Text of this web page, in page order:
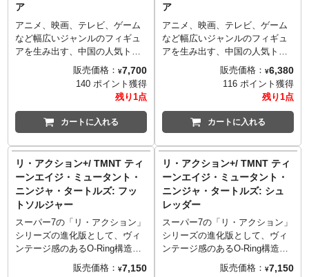
ア
アニメ、映画、テレビ、ゲーム
など幅広いジャンルのフィギュ
アを生み出す、中国の人気トイ
メーカー「ジョイト
イ/JOYTOY」より、1984年に誕
生し、現在もなお愛され続けて
いるタートルズが1/18スケール
で登場！こちらは、1987年のア
ニメエピソード『Super Bebop
り、オリジナルの10倍賢く力強
い「スーパー・ビーバップ」。
1994年にはプレイメイツから
「ロボティック・ビーバップ」
としてフィギュアもリリースさ
れましたが、今回のアイテムは
カラーリングなどアニメ版に近
ひらサイズながら、可動ヵ所も
販売価格： ¥7,700
140 ポイント獲得
残り1点
カートに入れる
ア
アニメ、映画、テレビ、ゲーム
など幅広いジャンルのフィギュ
アを生み出す、中国の人気トイ
メーカー「ジョイト
イ/JOYTOY」より、1984年に誕
生し、現在もなお愛され続けて
いるタートルズが1/18スケール
で登場！こちらは、シュレッダ
ーの手下の一人でサイにミュー
動ヵ所も多く、豊富な付属品で
満足度の高いプレイバリューを
発揮するアイテムが再び！マン
ホールの一部を象ったデザイン
のベースは、敵サイドのキャラ
クターを集めると組み合わせて
ディスプレイする事も可能！
販売価格： ¥6,380
116 ポイント獲得
残り1点
カートに入れる
リ・アクション+/ TMNT ティ
ーンエイジ・ミュータント・
ニンジャ・タートルズ: フッ
トソルジャー
スーパー7の「リ・アクション」
シリーズの進化版として、ヴィ
ンテージ感のあるO-Ring構造を
採用し可動ヵ所をプラスした
「リ・アクション+（プラ
販売価格： ¥7,150
リ・アクション+/ TMNT ティ
ーンエイジ・ミュータント・
ニンジャ・タートルズ: シュ
レッダー
スーパー7の「リ・アクション」
シリーズの進化版として、ヴィ
ンテージ感のあるO-Ring構造を
採用し可動ヵ所をプラスした
「リ・アクション+（プラ
販売価格： ¥7,150